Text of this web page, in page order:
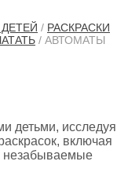
/ РАСКРАСКИ
/ АВТОМАТЫ
детьми, исследуя
включая
незабываемые